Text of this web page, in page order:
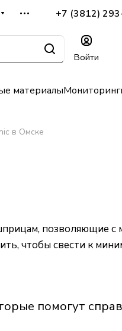
+7 (3812)
Войти
материалы
в Омске
позволяющие с
чтобы свести к
помогут